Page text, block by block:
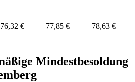
€ − 77,85 € − 78,63 €
Mindestbesoldung